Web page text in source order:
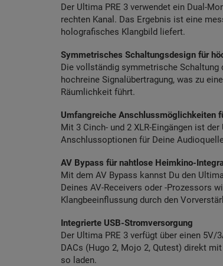
Der Ultima PRE 3 verwendet ein Dual-
rechten Kanal. Das Ergebnis ist eine
holografisches Klangbild liefert.
Symmetrisches Schaltungsdesign für
Die vollständig symmetrische
hochreine Signalübertragung, was zu
Räumlichkeit führt.
Umfangreiche Anschlussmöglichkeiten
Mit 3 Cinch- und 2 XLR-Eingängen ist
Anschlussoptionen für Deine
AV Bypass für nahtlose Heimkino-
Mit dem AV Bypass kannst Du den
Deines AV-Receivers oder -Prozessors
Klangbeeinflussung durch den
Integrierte USB-Stromversorgung
Der Ultima PRE 3 verfügt über einen
DACs (Hugo 2, Mojo 2, Qutest) direkt
so laden.